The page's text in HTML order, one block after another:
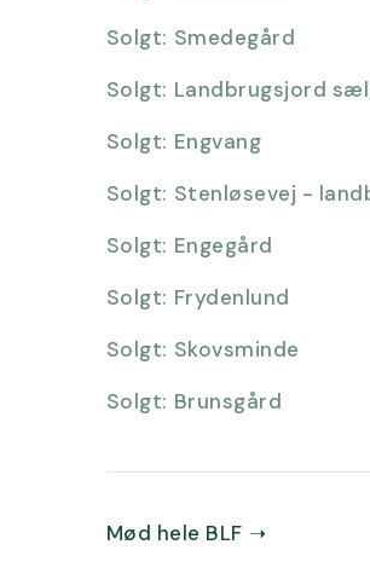
Solgt: Smedegård
Solgt: Landbrugsjord
Solgt: Engvang
Solgt: Stenløsevej -
Solgt: Engegård
Solgt: Frydenlund
Solgt: Skovsminde
Solgt: Brunsgård
Mød hele BLF ➝